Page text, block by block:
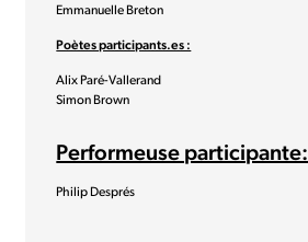
Emmanuelle Breton
Poètes participants.es :
Alix Paré-Vallerand
Simon Brown
Performeuse participante:
Philip Després